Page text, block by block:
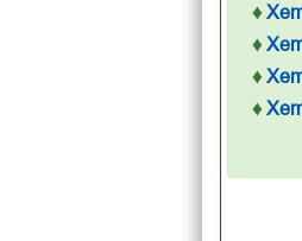
♦
♦
♦
♦